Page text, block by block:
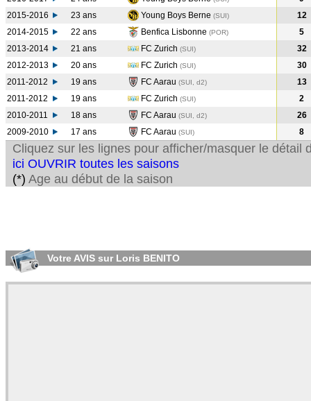
2015-2016
23 ans Young Boys Berne (SUI)
12
2014-2015
22 ans Benfica Lisbonne (POR)
5
2013-2014
21 ans FC Zurich (SUI)
32
2012-2013
20 ans FC Zurich (SUI)
30
2011-2012
19 ans FC Aarau (SUI, d2)
13
2011-2012
19 ans FC Zurich (SUI)
2
2010-2011
18 ans FC Aarau (SUI, d2)
26
2009-2010
17 ans FC Aarau (SUI) 8
Cliquez sur les lignes pour afficher/masquer le détail
ici OUVRIR toutes les saisons
(*) Age au début de la saison
Votre AVIS sur Loris BENITO